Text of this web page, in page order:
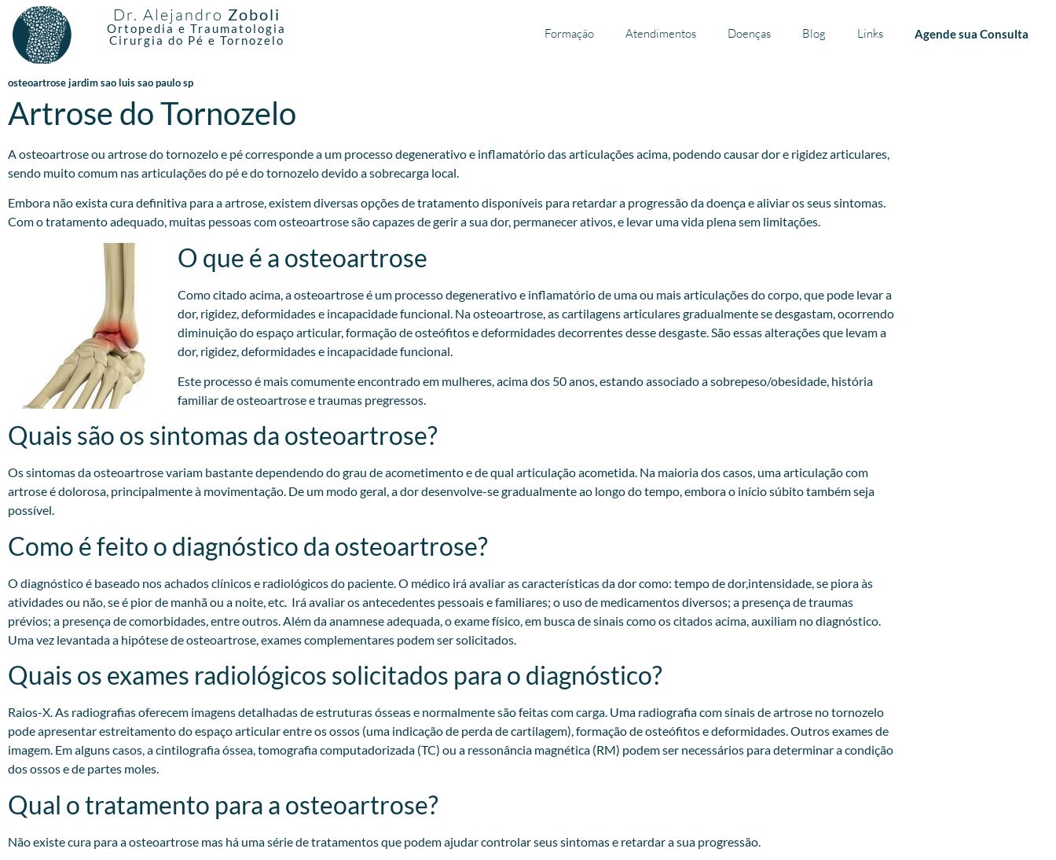
Dr. Alejandro Zoboli
Ortopedia e Traumatologia
Cirurgia do Pé e Tornozelo
Formação Atendimentos Doenças Blog Links Agende sua Consulta
osteoartrose jardim sao luis sao paulo sp
Artrose do Tornozelo
A osteoartrose ou artrose do tornozelo e pé corresponde a um processo degenerativo e inflamatório das articulações acima, podendo causar dor e rigidez articulares,
sendo muito comum nas articulações do pé e do tornozelo devido a sobrecarga local.
Embora não exista cura definitiva para a artrose, existem diversas opções de tratamento disponíveis para retardar a progressão da doença e aliviar os seus sintomas.
Com o tratamento adequado, muitas pessoas com osteoartrose são capazes de gerir a sua dor, permanecer ativos, e levar uma vida plena sem limitações.
O que é a osteoartrose
Como citado acima, a osteoartrose é um processo degenerativo e inflamatório de uma ou mais articulações do corpo, que pode levar a
dor, rigidez, deformidades e incapacidade funcional. Na osteoartrose, as cartilagens articulares gradualmente se desgastam, ocorrendo
diminuição do espaço articular, formação de osteófitos e deformidades decorrentes desse desgaste. São essas alterações que levam a
dor, rigidez, deformidades e incapacidade funcional.
Este processo é mais comumente encontrado em mulheres, acima dos 50 anos, estando associado a sobrepeso/obesidade, história
familiar de osteoartrose e traumas pregressos.​
Quais são os sintomas da osteoartrose?
Os sintomas da osteoartrose variam bastante dependendo do grau de acometimento e de qual articulação acometida. Na maioria dos casos, uma articulação com
artrose é dolorosa, principalmente à movimentação. De um modo geral, a dor desenvolve-se gradualmente ao longo do tempo, embora o início súbito também seja
possível.
Como é feito o diagnóstico da osteoartrose?
O diagnóstico é baseado nos achados clínicos e radiológicos do paciente. O médico irá avaliar as características da dor como: tempo de dor,intensidade, se piora às
atividades ou não, se é pior de manhã ou a noite, etc. Irá avaliar os antecedentes pessoais e familiares; o uso de medicamentos diversos; a presença de traumas
prévios; a presença de comorbidades, entre outros. Além da anamnese adequada, o exame físico, em busca de sinais como os citados acima, auxiliam no diagnóstico.
Uma vez levantada a hipótese de osteoartrose, exames complementares podem ser solicitados.​
Quais os exames radiológicos solicitados para o diagnóstico?
Raios-X. As radiografias oferecem imagens detalhadas de estruturas ósseas e normalmente são feitas com carga. Uma radiografia com sinais de artrose no tornozelo
pode apresentar estreitamento do espaço articular entre os ossos (uma indicação de perda de cartilagem), formação de osteófitos e deformidades. Outros exames de
imagem. Em alguns casos, a cintilografia óssea, tomografia computadorizada (TC) ou a ressonância magnética (RM) podem ser necessários para determinar a condição
dos ossos e de partes moles.
Qual o tratamento para a osteoartrose?
Não existe cura para a osteoartrose mas há uma série de tratamentos que podem ajudar controlar seus sintomas e retardar a sua progressão.